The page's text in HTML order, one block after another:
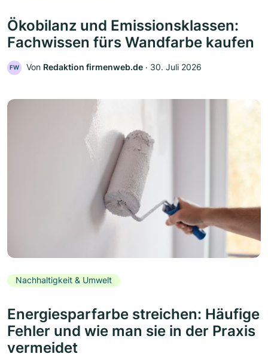
Ökobilanz und Emissionsklassen:
Fachwissen fürs Wandfarbe kaufen
FW Von Redaktion firmenweb.de ‧ 30. Juli 2026
Nachhaltigkeit & Umwelt
Energiesparfarbe streichen: Häufige
Fehler und wie man sie in der Praxis
vermeidet